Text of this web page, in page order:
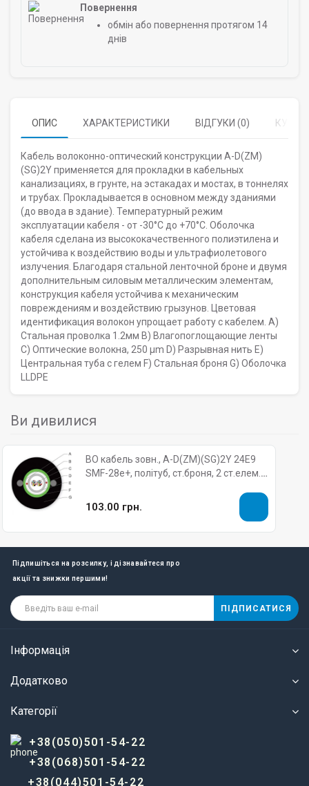
Повернення
обмін або повернення протягом 14
днів
ОПИС ХАРАКТЕРИСТИКИ ВІДГУКИ (0)
Кабель волоконно-оптический конструкции A-D(ZM)
(SG)2Y применяется для прокладки в кабельных
канализациях, в грунте, на эстакадах и мостах, в тоннелях
и трубах. Прокладывается в основном между зданиями
(до ввода в здание). Температурный режим
эксплуатации кабеля - от -30°C до +70°C. Оболочка
кабеля сделана из высококачественного полиэтилена и
устойчива к воздействию воды и ультрафиолетового
излучения. Благодаря стальной ленточной броне и двумя
дополнительным силовым металлическим элементам,
конструкция кабеля устойчива к механическим
повреждениям и воздействию грызунов. Цветовая
идентификация волокон упрощает работу с кабелем. A)
Стальная проволка 1.2мм B) Влагопоглощающие ленты
C) Оптические волокна, 250 µm D) Разрывная нить E)
Центральная туба с гелем F) Стальная броня G) Оболочка
LLDPE
Ви дивилися
ВО кабель зовн., A-D(ZM)(SG)2Y 24E9
SMF-28e+, політуб, ст.броня, 2 ст.елем.,
103.00 грн.
Підпишіться на розсилку, і дізнавайтеся про
акції та знижки першими!
ПІДПИСАТИСЯ
Інформація
Додатково
Категорії
+38(050)501-54-22
+38(068)501-54-22
+38(044)501-54-22